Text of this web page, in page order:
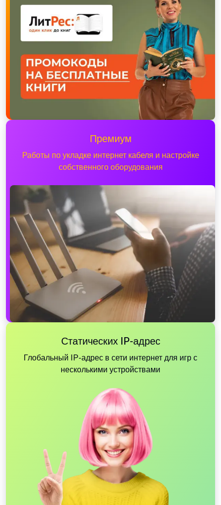
Премиум
Работы по укладке интернет кабеля и настройке
собственного оборудования
Статических IP-адрес
Глобальный IP-адрес в сети интернет для игр с
несколькими устройствами